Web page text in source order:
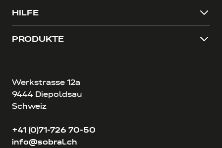
HILFE
PRODUKTE
Werkstrasse 12a
9444 Diepoldsau
Schweiz
+41 (0)71-726 70-50
info@sobral.ch